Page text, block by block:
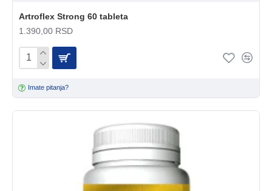
Artroflex Strong 60 tableta
1.390,00 RSD
Imate pitanja?